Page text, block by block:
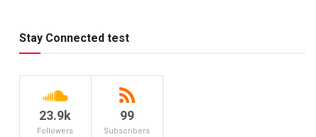
Stay Connected test
23.9k
Followers
99
Subscribers